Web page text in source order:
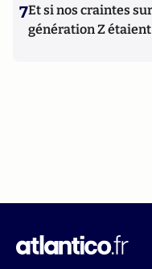
7Et si nos craintes
génération Z